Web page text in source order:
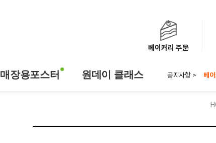
베이커리 주문
매장용포스터 원데이 클래스 공지사항 >
8월